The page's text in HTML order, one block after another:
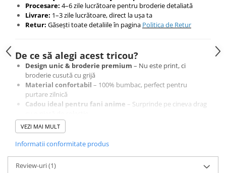
Procesare: 4–6 zile lucrătoare pentru broderie detaliată
Livrare: 1–3 zile lucrătoare, direct la ușa ta
Retur: Găsești toate detaliile în pagina Politica de Retur
De ce să alegi acest tricou?
Design unic & broderie premium – Nu este print, ci
broderie cusută cu grijă
Material confortabil – 100% bumbac, perfect pentru
purtare zilnică
Cadou ideal pentru fani anime – Surprinde pe cineva drag
Comandă acum și poartă un design original, creat cu
Cumpără cu încredere – Plăți securizate și retur garantat 14 zile
VEZI MAI MULT
Informatii conformitate produs
Review-uri(1)